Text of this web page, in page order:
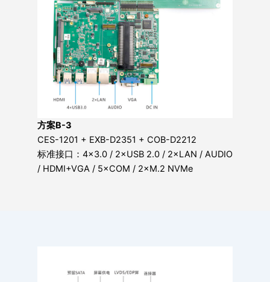
方案B-3
CES-1201 + EXB-D2351 + COB-D2212
标准接口：4×3.0 / 2×USB 2.0 / 2×LAN / AUDIO
/ HDMI+VGA / 5×COM / 2×M.2 NVMe